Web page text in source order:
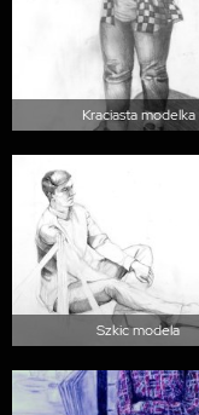
Kraciasta modelka
Szkic modela